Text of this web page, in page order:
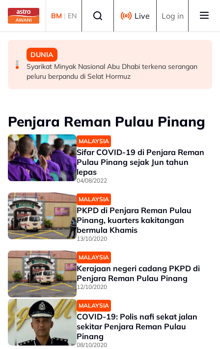
Skip to main content
BM | EN Live Log in
SUKAN
Gol Pavithran bawa Harimau Malaya ke separuh akhir
Piala ASEAN
SUKAN
Aliff Rakib hadiah rumah RM1 juta kepada ibu bapa
DUNIA
Syarikat Minyak Nasional Abu Dhabi terkena serangan
peluru berpandu di Selat Hormuz
Penjara Reman Pulau Pinang
MALAYSIA
Sifar COVID-19 di Penjara Reman
Pulau Pinang sejak Jun tahun
lepas
04/08/2022
MALAYSIA
PKPD di Penjara Reman Pulau
Pinang, kuarters kakitangan
bermula Khamis
13/10/2020
MALAYSIA
Kerajaan negeri cadang PKPD di
Penjara Reman Pulau Pinang
12/10/2020
MALAYSIA
COVID-19: Polis nafi sekat jalan
sekitar Penjara Reman Pulau
Pinang
08/10/2020